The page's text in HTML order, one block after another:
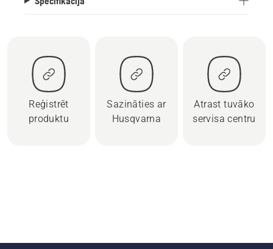
Reģistrēt
produktu
Sazināties ar
Husqvarna
Atrast tuvāko
servisa centru